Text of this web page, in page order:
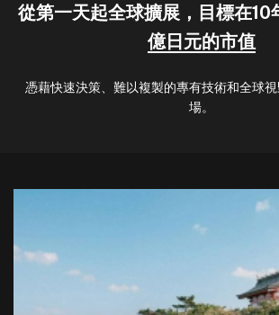
從第一天起全球擴展，目標在10
億日元的市值
憑藉快速決策、難以複製的專有技術和全球
場。